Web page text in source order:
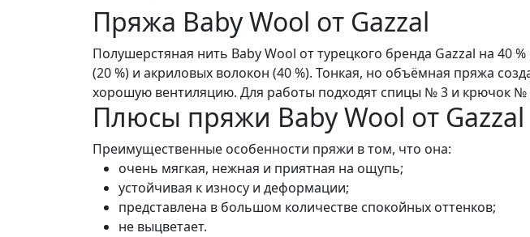
Пряжа Baby Wool от Gazzal
Полушерстяная нить Baby Wool от турецкого бренда Gazzal на 40
(20 %) и акриловых волокон (40 %). Тонкая, но объёмная пряжа
хорошую вентиляцию. Для работы подходят спицы № 3 и крючок №
Плюсы пряжи Baby Wool от Gazzal
Преимущественные особенности пряжи в том, что она:
очень мягкая, нежная и приятная на ощупь;
устойчивая к износу и деформации;
представлена в большом количестве спокойных оттенков;
не выцветает.